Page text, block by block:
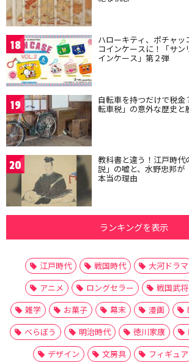
18 ハローキティ、ポチャッ
コインケースに！「サ
インケース」第２弾
19 自転車を持つだけで税金
転車税」の意外な歴史と
20 教科書と違う！江戸時代
説」の嘘と、水野忠邦が
本当の理由
ランキングを表示
江戸時代 戦国時代 大河ドラマ
アニメ
ロングセラー 戦国武将
雑学
お菓子 幕末 漫画
べらぼう
明治時代 徳川家康
デザイン
文房具 フィギュア